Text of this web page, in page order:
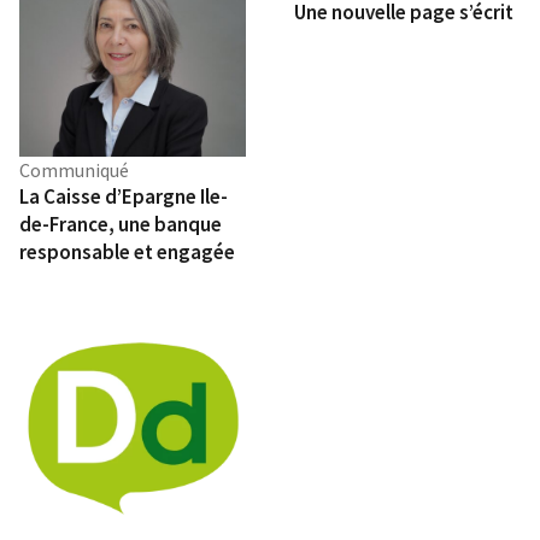
stimulant, il invite les dirigeants à changer de
regard sur l’incertitude. Loin d’être une menace à
subir, elle peut devenir un espace d’opportunités
pour celles et ceux qui acceptent d’expérimenter,
d’apprendre et d’avancer sans disposer de toutes
les réponses. Zoom sur l’hydrogène La rédaction
s’intéresse également à l’une des questions
énergétiques les plus débattues du moment :
l’hydrogène. Souvent présenté comme un pilier de
la transition énergétique, il suscite autant
d’annonce ou véritable levier de décarbonation ?
Notre enquête fait le point. Des portraits
inspirants Comme à chaque numéro, Décisions
Durables met en lumière celles et ceux qui
transforment concrètement leur secteur. Parmi les
personnalités à découvrir : Leslie Tahar (La
Plateforme du Bâtiment), Eloa Guillotin,
Sarah El Haïry, Haut-commissaire à l’Enfance. Elle
revient sur un enjeu encore trop peu exploré : le lien
entre transition écologique et protection des
enfants. Pollution, aménagement urbain,
alimentation, éducation à l’environnement…
autant de domaines où la transition peut devenir
un levier pour mieux protéger les jeunes
générations. Quand le climat redessine déjà
l’immobilier La rubrique « Secteur à la Une »
s’attaque à une question qui touche directement les
immobiliers. Les canicules, le retrait des argiles, la
montée des eaux… ces phénomènes commencent
à modifier la perception du risque et pourraient, à
terme, transformer la carte de la valeur
immobilière en France. Des initiatives qui montrent
la voie Comme à chaque numéro, Décisions
Durables met en lumière celles et ceux qui
Communiqué
La Caisse d’Epargne Ile-
de-France, une banque
responsable et engagée
Une nouvelle page s’écrit